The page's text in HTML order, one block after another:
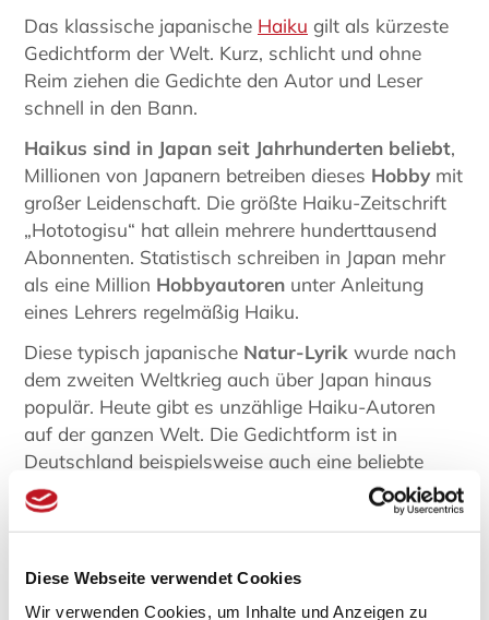
Diese Webseite verwendet Cookies
Wir verwenden Cookies, um Inhalte und Anzeigen zu
Das klassische japanische Haiku gilt als kürzeste
Gedichtform der Welt. Kurz, schlicht und ohne
Reim ziehen die Gedichte den Autor und Leser
schnell in den Bann.
Haikus sind in Japan seit Jahrhunderten beliebt,
Millionen von Japanern betreiben dieses Hobbymit
großer Leidenschaft. Die größte Haiku-Zeitschrift
„Hototogisu“ hat allein mehrere hunderttausend
Abonnenten. Statistisch schreiben in Japan mehr
als eine Million Hobbyautoren unter Anleitung
eines Lehrers regelmäßig Haiku.
Diese typisch japanische Natur-Lyrik wurde nach
dem zweiten Weltkrieg auch über Japan hinaus
populär. Heute gibt es unzählige Haiku-Autoren
auf der ganzen Welt. Die Gedichtform ist in
Deutschland beispielsweise auch eine beliebte
Unterrichtsmethode.
Traditionelle Hobbys in Japan: Origami
Die traditionelle FaltkunstOrigamiist im Leben